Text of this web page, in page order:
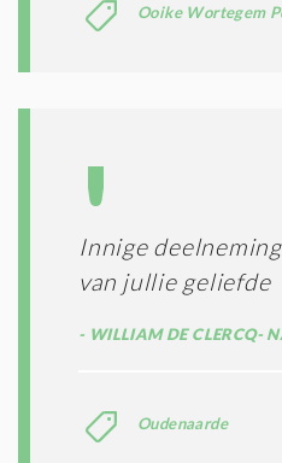
Ooike Wortegem
Innige
van jullie geliefde
WILLIAM DE CLERCQ-
Oudenaarde